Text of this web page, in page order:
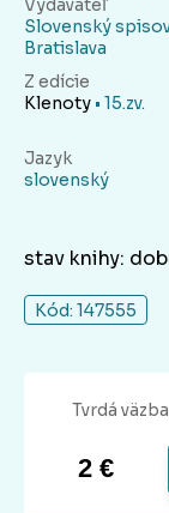
Vydavateľ
Slovenský
Bratislava
Z edície
Klenoty • 15.zv.
Jazyk
slovenský
stav knihy:
Kód: 147555
Tvrdá väzba
2 €